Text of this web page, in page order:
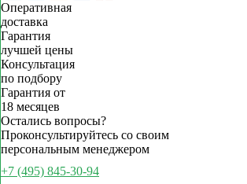
Оперативная
доставка
Гарантия
лучшей цены
Консультация
по подбору
Гарантия от
18 месяцев
Остались вопросы?
Проконсультируйтесь со своим
персональным менеджером
+7 (495) 845-30-94